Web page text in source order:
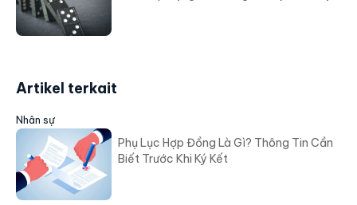
Artikel terkait
Nhân sự
Phụ Lục Hợp Đồng Là Gì? Thông Tin Cần
Biết Trước Khi Ký Kết